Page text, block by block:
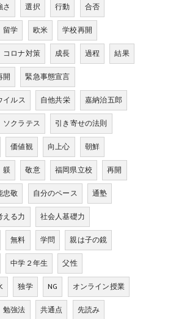
さ 選択 行動
合否
留学 欧米
学校再開
コロナ対策 成長 過程
結果
開
緊急事態宣言
イルス
自他共栄
嘉納治五郎
ソクラテス
引き寄せの法則
価値観 向上心
朝鮮
躾 敬意 福岡県立校
再開
忠敬 自分のペース
通塾
える力
社会人基礎力
無料 学問
親は子の鏡
中学２年生
父性
独学 NG
オンライン授業
勉強法 共通点
先読み